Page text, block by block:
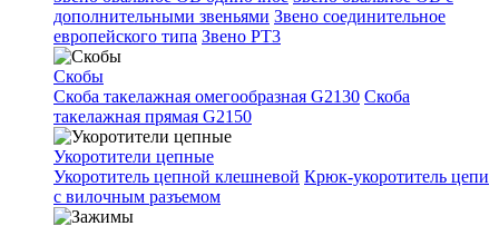
дополнительными звеньями Звено соединительное
европейского типа Звено РТ3
Скобы
Скоба такелажная омегообразная G2130 Скоба
такелажная прямая G2150
Укоротители цепные
Укоротитель цепной клешневой Крюк-укоротитель цепи
с вилочным разъемом